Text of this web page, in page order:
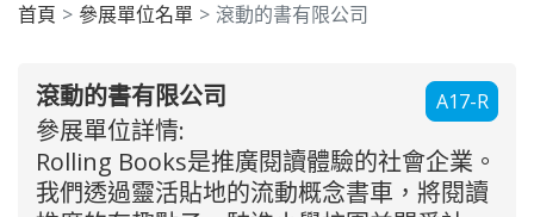
首頁 參展單位名單 滾動的書有限公司
A17-R
滾動的書有限公司
參展單位詳情:
Rolling Books是推廣閱讀體驗的社會企業。
我們透過靈活貼地的流動概念書車，將閱讀